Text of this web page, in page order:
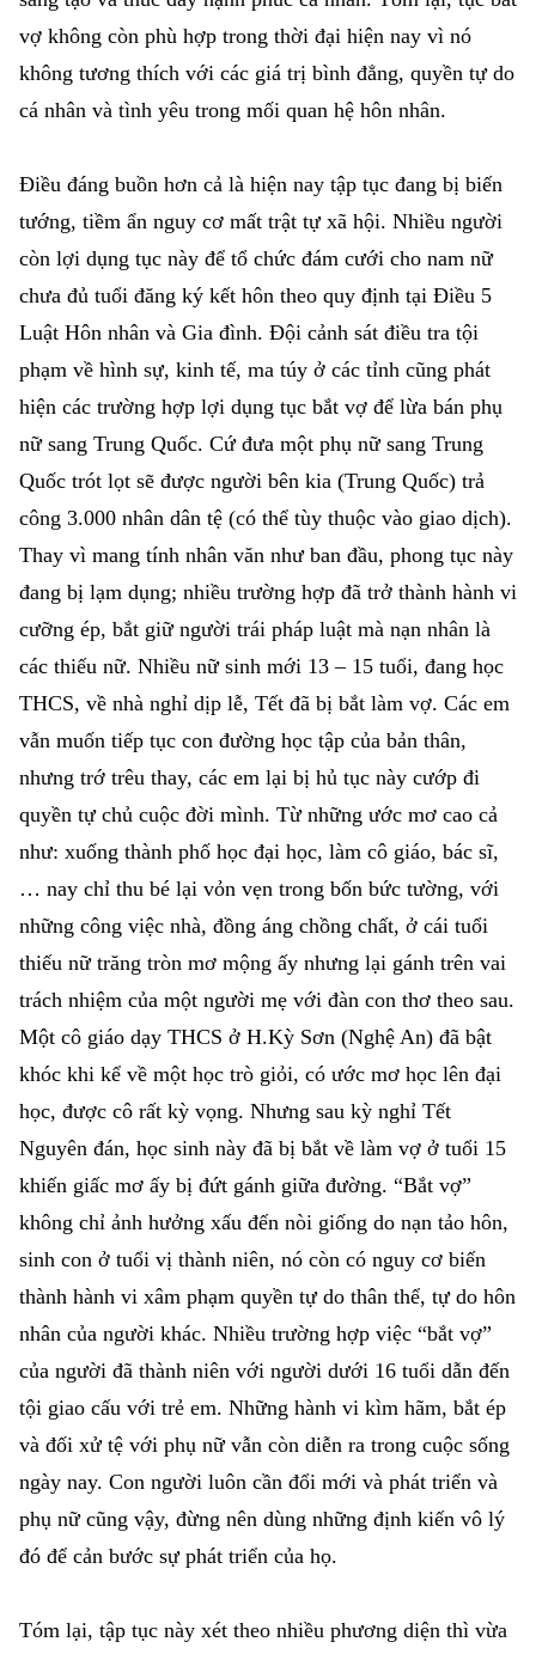
vợ không còn phù hợp trong thời đại hiện nay vì nó
không tương thích với các giá trị bình đẳng, quyền tự do
cá nhân và tình yêu trong mối quan hệ hôn nhân.
Điều đáng buồn hơn cả là hiện nay tập tục đang bị biến
tướng, tiềm ẩn nguy cơ mất trật tự xã hội. Nhiều người
còn lợi dụng tục này để tổ chức đám cưới cho nam nữ
chưa đủ tuổi đăng ký kết hôn theo quy định tại Điều 5
Luật Hôn nhân và Gia đình. Đội cảnh sát điều tra tội
phạm về hình sự, kinh tế, ma túy ở các tỉnh cũng phát
hiện các trường hợp lợi dụng tục bắt vợ để lừa bán phụ
nữ sang Trung Quốc. Cứ đưa một phụ nữ sang Trung
Quốc trót lọt sẽ được người bên kia (Trung Quốc) trả
công 3.000 nhân dân tệ (có thể tùy thuộc vào giao dịch).
Thay vì mang tính nhân văn như ban đầu, phong tục này
đang bị lạm dụng; nhiều trường hợp đã trở thành hành vi
cưỡng ép, bắt giữ người trái pháp luật mà nạn nhân là
các thiếu nữ. Nhiều nữ sinh mới 13 – 15 tuổi, đang học
THCS, về nhà nghỉ dịp lễ, Tết đã bị bắt làm vợ. Các em
vẫn muốn tiếp tục con đường học tập của bản thân,
nhưng trớ trêu thay, các em lại bị hủ tục này cướp đi
quyền tự chủ cuộc đời mình. Từ những ước mơ cao cả
như: xuống thành phố học đại học, làm cô giáo, bác sĩ,
… nay chỉ thu bé lại vỏn vẹn trong bốn bức tường, với
những công việc nhà, đồng áng chồng chất, ở cái tuổi
thiếu nữ trăng tròn mơ mộng ấy nhưng lại gánh trên vai
trách nhiệm của một người mẹ với đàn con thơ theo sau.
Một cô giáo dạy THCS ở H.Kỳ Sơn (Nghệ An) đã bật
khóc khi kể về một học trò giỏi, có ước mơ học lên đại
học, được cô rất kỳ vọng. Nhưng sau kỳ nghỉ Tết
Nguyên đán, học sinh này đã bị bắt về làm vợ ở tuổi 15
khiến giấc mơ ấy bị đứt gánh giữa đường. “Bắt vợ”
không chỉ ảnh hưởng xấu đến nòi giống do nạn tảo hôn,
sinh con ở tuổi vị thành niên, nó còn có nguy cơ biến
thành hành vi xâm phạm quyền tự do thân thể, tự do hôn
nhân của người khác. Nhiều trường hợp việc “bắt vợ”
của người đã thành niên với người dưới 16 tuổi dẫn đến
tội giao cấu với trẻ em. Những hành vi kìm hãm, bắt ép
và đối xử tệ với phụ nữ vẫn còn diễn ra trong cuộc sống
ngày nay. Con người luôn cần đổi mới và phát triển và
phụ nữ cũng vậy, đừng nên dùng những định kiến vô lý
đó để cản bước sự phát triển của họ.
Tóm lại, tập tục này xét theo nhiều phương diện thì vừa